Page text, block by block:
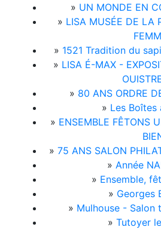
» UN MONDE EN
» LISA MUSÉE DE LA
» 1521 Tradition du
» LISA É-MAX -
» 80 ANS ORDRE
» Les Boîtes
» ENSEMBLE FÊTONS
» 75 ANS SALON
» Année
» Ensemble,
» Georges
» Mulhouse - Salon
» Tutoyer